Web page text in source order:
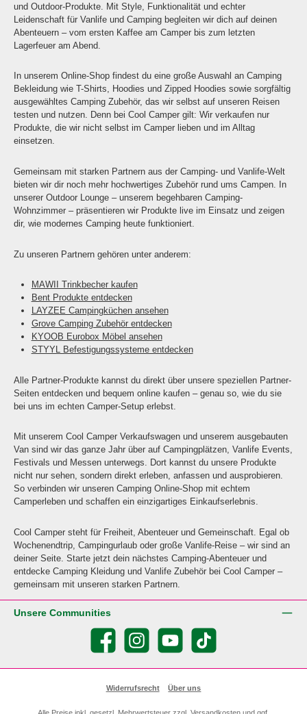
und Outdoor-Produkte. Mit Style, Funktionalität und echter
Leidenschaft für Vanlife und Camping begleiten wir dich auf deinen
Abenteuern – vom ersten Kaffee am Camper bis zum letzten
Lagerfeuer am Abend.
In unserem Online-Shop findest du eine große Auswahl an Camping
Bekleidung wie T-Shirts, Hoodies und Zipped Hoodies sowie sorgfältig
ausgewähltes Camping Zubehör, das wir selbst auf unseren Reisen
testen und nutzen. Denn bei Cool Camper gilt: Wir verkaufen nur
Produkte, die wir nicht selbst im Camper lieben und im Alltag
einsetzen.
Gemeinsam mit starken Partnern aus der Camping- und Vanlife-Welt
bieten wir dir noch mehr hochwertiges Zubehör rund ums Campen. In
unserer Outdoor Lounge – unserem begehbaren Camping-
Wohnzimmer – präsentieren wir Produkte live im Einsatz und zeigen
dir, wie modernes Camping heute funktioniert.
Zu unseren Partnern gehören unter anderem:
MAWII Trinkbecher kaufen
Bent Produkte entdecken
LAYZEE Campingküchen ansehen
Grove Camping Zubehör entdecken
KYOOB Eurobox Möbel ansehen
STYYL Befestigungssysteme entdecken
Alle Partner-Produkte kannst du direkt über unsere speziellen Partner-
Seiten entdecken und bequem online kaufen – genau so, wie du sie
bei uns im echten Camper-Setup erlebst.
Mit unserem Cool Camper Verkaufswagen und unserem ausgebauten
Van sind wir das ganze Jahr über auf Campingplätzen, Vanlife Events,
Festivals und Messen unterwegs. Dort kannst du unsere Produkte
nicht nur sehen, sondern direkt erleben, anfassen und ausprobieren.
So verbinden wir unseren Camping Online-Shop mit echtem
Camperleben und schaffen ein einzigartiges Einkaufserlebnis.
Cool Camper steht für Freiheit, Abenteuer und Gemeinschaft. Egal ob
Wochenendtrip, Campingurlaub oder große Vanlife-Reise – wir sind an
deiner Seite. Starte jetzt dein nächstes Camping-Abenteuer und
entdecke Camping Kleidung und Vanlife Zubehör bei Cool Camper –
gemeinsam mit unseren starken Partnern.
Unsere Communities
Facebook Instagram YouTube TikTok
Widerrufsrecht Über uns